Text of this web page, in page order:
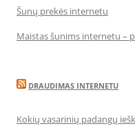
Šunų prekės internetu
Maistas šunims internetu –
DRAUDIMAS INTERNETU
Kokių vasarinių padangų